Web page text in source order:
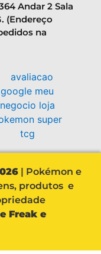
Andar 2 Sala
(Endereço
na
| Pokémon e
produtos e
Freak e